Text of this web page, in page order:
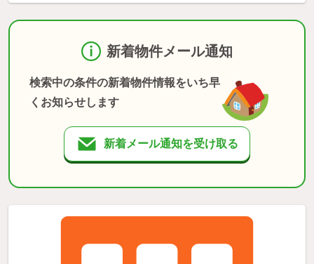
新着物件メール通知
検索中の条件の新着物件情報をいち早
くお知らせします
新着メール通知を受け取る